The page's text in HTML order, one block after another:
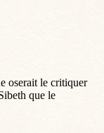
oserait le critiquer
que le